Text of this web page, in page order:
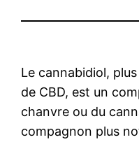
Le cannabidiol,
de CBD, est un
chanvre ou du
compagnon plus